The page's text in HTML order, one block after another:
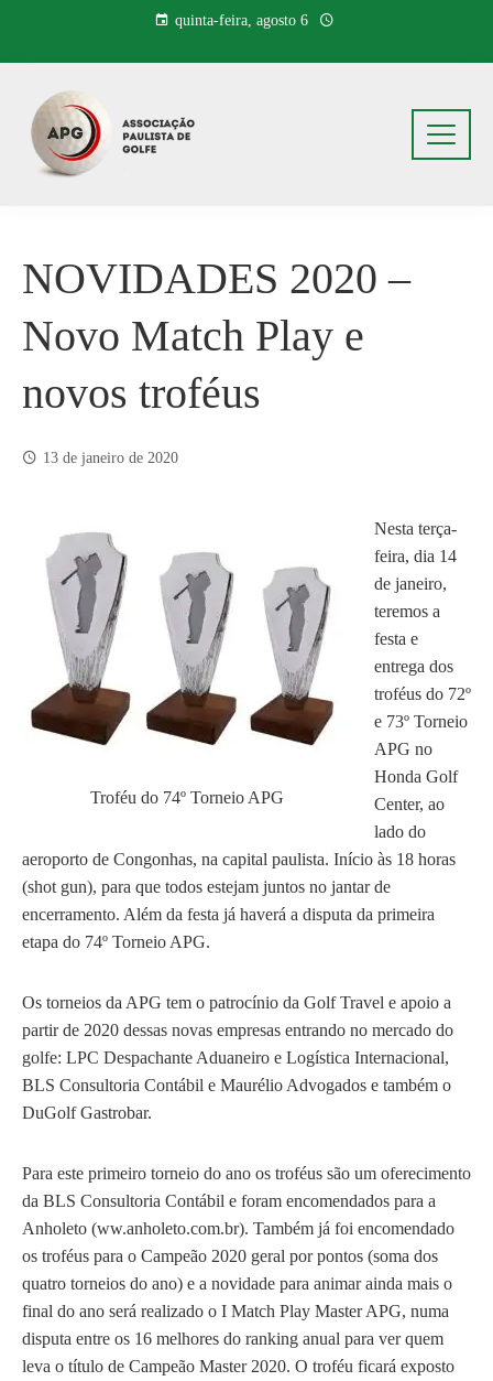
o
conteúdo
quinta-feira, agosto 6
NOVIDADES 2020 –
Novo Match Play e
novos troféus
13 de janeiro de 2020
Troféu do 74º Torneio APG
Nesta terça-
feira, dia 14
de janeiro,
teremos a
festa e
entrega dos
troféus do 72º
e 73º Torneio
APG no
Honda Golf
Center, ao
lado do
aeroporto de Congonhas, na capital paulista. Início às 18 horas
(shot gun), para que todos estejam juntos no jantar de
encerramento. Além da festa já haverá a disputa da primeira
etapa do 74º Torneio APG.
Os torneios da APG tem o patrocínio da Golf Travel e apoio a
partir de 2020 dessas novas empresas entrando no mercado do
golfe: LPC Despachante Aduaneiro e Logística Internacional,
BLS Consultoria Contábil e Maurélio Advogados e também o
DuGolf Gastrobar.
Para este primeiro torneio do ano os troféus são um oferecimento
da BLS Consultoria Contábil e foram encomendados para a
Anholeto (ww.anholeto.com.br). Também já foi encomendado
os troféus para o Campeão 2020 geral por pontos (soma dos
quatro torneios do ano) e a novidade para animar ainda mais o
final do ano será realizado o I Match Play Master APG, numa
disputa entre os 16 melhores do ranking anual para ver quem
leva o título de Campeão Master 2020. O troféu ficará exposto